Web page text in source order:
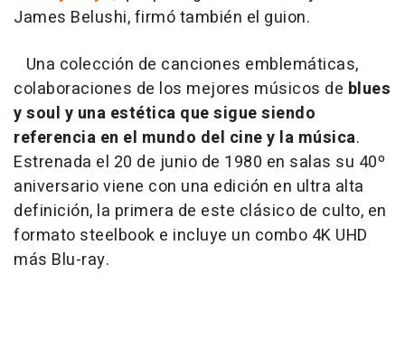
James Belushi, firmó también el guion.
Una colección de canciones emblemáticas,
colaboraciones de los mejores músicos de blues
y soul y una estética que sigue siendo
referencia en el mundo del cine y la música.
Estrenada el 20 de junio de 1980 en salas su 40º
aniversario viene con una edición en ultra alta
definición, la primera de este clásico de culto, en
formato steelbook e incluye un combo 4K UHD
más Blu-ray.